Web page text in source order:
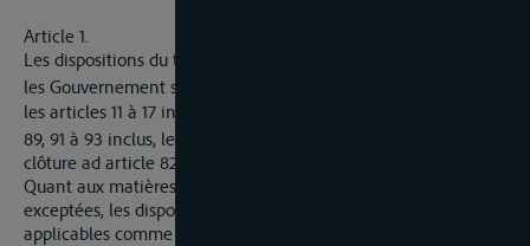
Article 1.
Les dispositions du texte ci-annexé seront appliquées entre
les Gouvernement signataires à partir du 1
les articles 11 à 17 inclus, 19 à 21 inclus, 23 à 27 inclus, 85, 96,
89, 91 à 93 inclus, le 2
clôture ad article 82.
Quant aux matières couvertes par les dispositions ainsi
exceptées, les dispositions actuellement en vigueur seront
applicables comme par le passé.